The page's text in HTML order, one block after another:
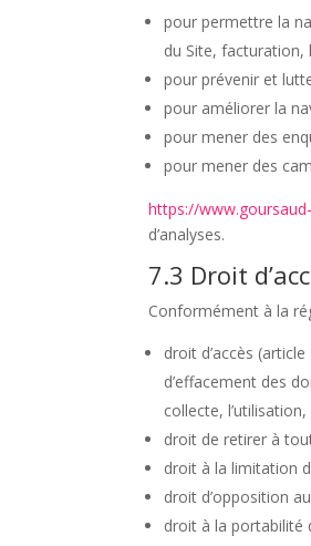
pour permettre la
du Site, facturation,
pour prévenir et
pour améliorer la
pour mener des
pour mener des
https://
d’analyses.
7.3 Droit
Conformément à la
droit d’accès
d’effacement des
collecte,
droit de retirer à
droit à la limitation
droit d’opposition
droit à la portabilité